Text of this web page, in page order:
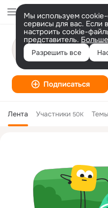
Мы используем
сервисы для вас. Если
настроить cookie-
представитель.
Разрешить все
Дизайн
🦶.Причёски.
Дизайн
Подписаться
Лента Участники 50K Темы